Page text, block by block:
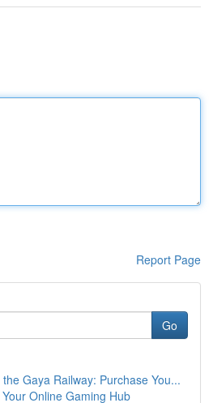
Report Page
Go
Gaya Railway: Purchase You...
Online Gaming Hub